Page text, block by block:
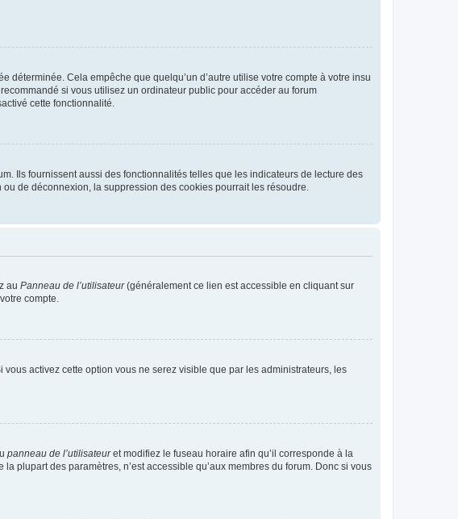
déterminée. Cela empêche que quelqu’un d’autre utilise votre compte à votre insu
si vous utilisez un ordinateur public pour accéder au forum
cette fonctionnalité.
Ils fournissent aussi des fonctionnalités telles que les indicateurs de lecture des
de déconnexion, la suppression des cookies pourrait les résoudre.
au Panneau de l’utilisateur(généralement ce lien est accessible en cliquant sur
compte.
vous activez cette option vous ne serez visible que par les administrateurs, les
panneau de l’utilisateuret modifiez le fuseau horaire afin qu’il corresponde à la
plupart des paramètres, n’est accessible qu’aux membres du forum. Donc si vous